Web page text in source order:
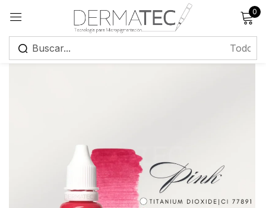
0
Registrarse
¿Has olvidado tu contraseña?
Iniciar sesión